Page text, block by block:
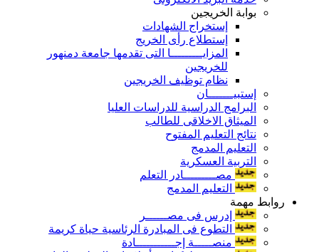
بوابة الخريجين
إستخراج الشهادات
إستطلاع رأى الخريج
المزايـــــــــا التى تقدمها جامعة دمنهور
للخريجين
نظام توظيف الخريجين
إستبيـــــــان
البرامج الدراسية للدراسات العليا
الميثاق الاخلاقى للطالب
نتائج التعليم المفتوح
التعليم المدمج
التربية العسكرية
مصـــــــــادر التعلم
التعليم المدمج
روابط مهمة
إدرس فى مصــــــر
التطوع فى المبادرة الرئاسية حياة كريمة
منصـــــة إجـــــــــــادة